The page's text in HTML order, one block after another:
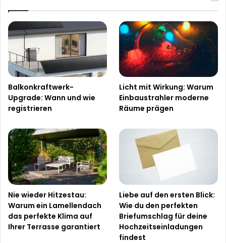
Balkonkraftwerk-
Upgrade: Wann und wie
registrieren
Licht mit Wirkung: Warum
Einbaustrahler moderne
Räume prägen
Nie wieder Hitzestau:
Warum ein Lamellendach
das perfekte Klima auf
Ihrer Terrasse garantiert
Liebe auf den ersten Blick:
Wie du den perfekten
Briefumschlag für deine
Hochzeitseinladungen
findest